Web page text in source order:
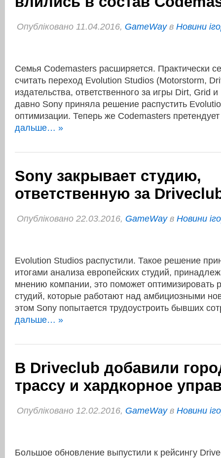
Опубліковано 11.04.2016, GameWayв Новини
Семья Codemasters расширяется. Практически
считать переход Evolution Studios (Motorstorm,
издательства, ответственного за игры Dirt, Grid
давно Sony приняла решение распустить
оптимизации. Теперь же Codemasters
дальше… »
Sony закрывает студию,
ответственную за
Опубліковано 22.03.2016, GameWayв Новини
Evolution Studios распустили. Такое решение
итогами анализа европейских студий,
мнению компании, это поможет оптимизировать
студий, которые работают над амбициозными
этом Sony попытается трудоустроить бывших
дальше… »
В Driveclub добавили
трассу и хардкорное
Опубліковано 12.02.2016, GameWayв Новини
Большое обновление выпустили к рейсингу